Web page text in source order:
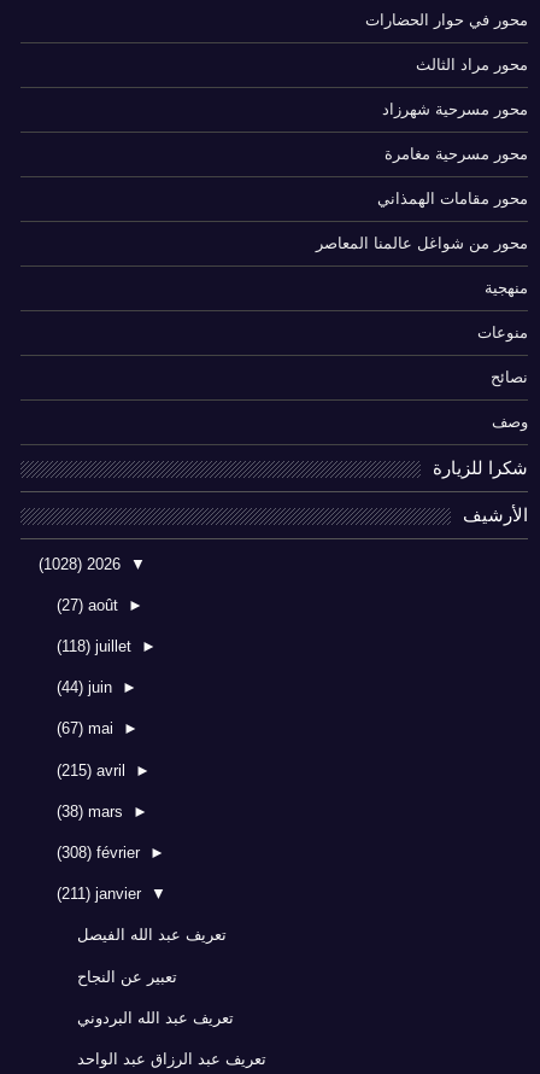
محور في حوار الحضارات
محور مراد الثالث
محور مسرحية شهرزاد
محور مسرحية مغامرة
محور مقامات الهمذاني
محور من شواغل عالمنا المعاصر
منهجية
منوعات
نصائح
وصف
شكرا للزيارة
الأرشيف
▼
2026
(1028)
►
août
(27)
►
juillet
(118)
►
juin
(44)
►
mai
(67)
►
avril
(215)
►
mars
(38)
►
février
(308)
▼
janvier
(211)
تعريف عبد الله الفيصل
تعبير عن النجاح
تعريف عبد الله البردوني
تعريف عبد الرزاق عبد الواحد